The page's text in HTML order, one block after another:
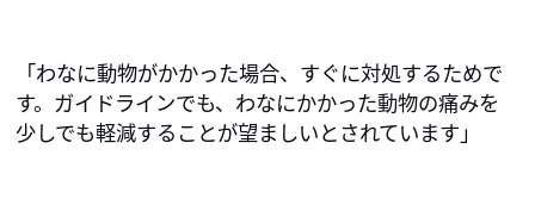
「わなに動物がかかった場合、すぐに対処するためで
す。ガイドラインでも、わなにかかった動物の痛みを
少しでも軽減することが望ましいとされています」